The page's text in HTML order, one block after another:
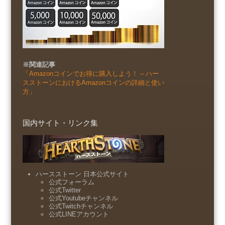
※関連記事
「Amazonコインでお得に購入しよう！ – ハー
スストーンにおけるAmazonコインの詳細と使い
方」
国内サイト・リンク集
ハースストーン 日本公式サイト
公式フォーラム
公式Twitter
公式Youtubeチャンネル
公式Twitchチャンネル
公式LINEアカウント